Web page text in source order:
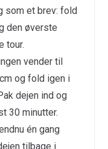
som et brev: fold
den øverste
tour.
vender til
og fold igen i
dejen ind og
30 minutter.
én gang
tilbage i